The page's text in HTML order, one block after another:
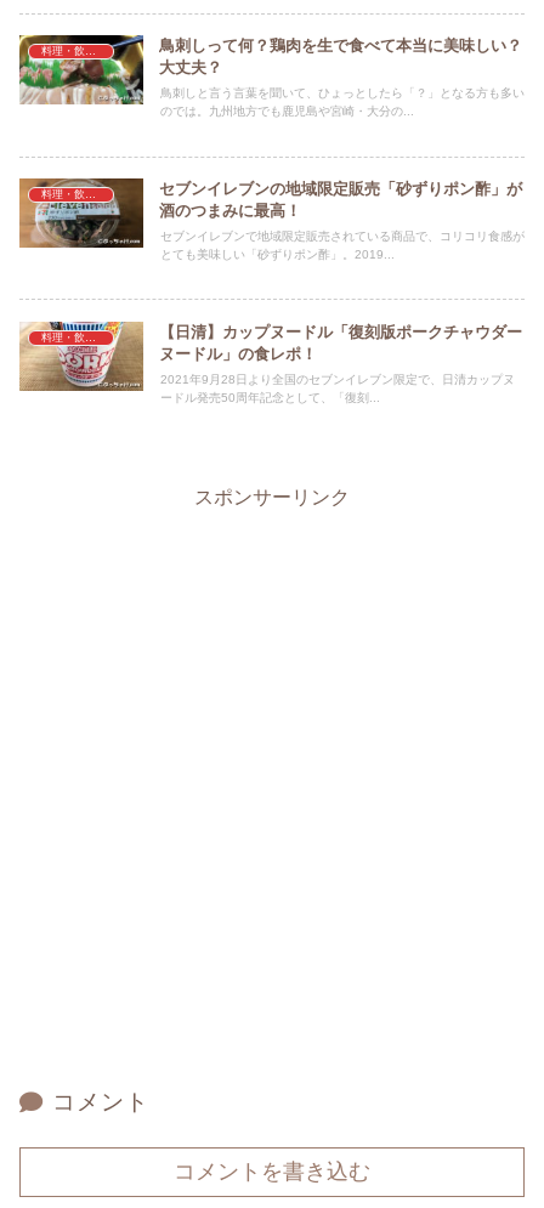
料理・飲料・食事・食材
鳥刺しって何？鶏肉を生で食べて本当に美味しい？
大丈夫？
鳥刺しと言う言葉を聞いて、ひょっとしたら「？」となる方も多い
のでは。九州地方でも鹿児島や宮崎・大分の...
料理・飲料・食事・食材
セブンイレブンの地域限定販売「砂ずりポン酢」が
酒のつまみに最高！
セブンイレブンで地域限定販売されている商品で、コリコリ食感が
とても美味しい「砂ずりポン酢」。2019...
料理・飲料・食事・食材
【日清】カップヌードル「復刻版ポークチャウダー
ヌードル」の食レポ！
2021年9月28日より全国のセブンイレブン限定で、日清カップヌ
ードル発売50周年記念として、「復刻...
スポンサーリンク
コメント
コメントを書き込む